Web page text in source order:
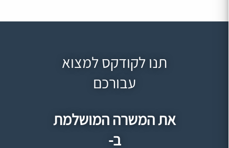
תנו לקודקס למצוא
עבורכם
את המשרה המושלמת
ב-